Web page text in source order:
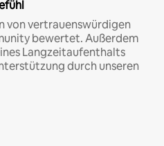
von vertrauenswürdigen
bewertet. Außerdem
Langzeitaufenthalts
durch unseren